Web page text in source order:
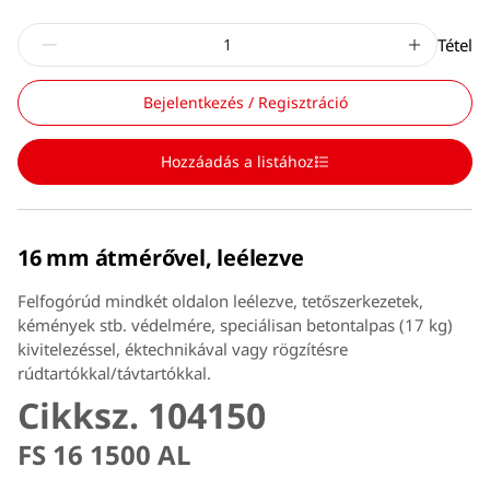
Tétel
Bejelentkezés / Regisztráció
Hozzáadás a listához
16 mm átmérővel, leélezve
Felfogórúd mindkét oldalon leélezve, tetőszerkezetek,
kémények stb. védelmére, speciálisan betontalpas (17 kg)
kivitelezéssel, éktechnikával vagy rögzítésre
rúdtartókkal/távtartókkal.
Cikksz. 104150
FS 16 1500 AL